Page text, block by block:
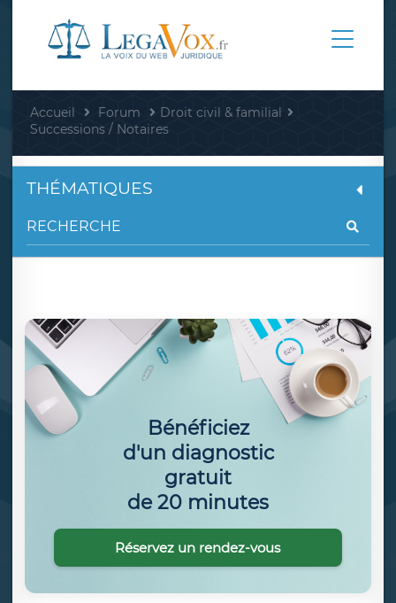
Accueil Forum
Droit civil & familial
Successions / Notaires
THÉMATIQUES
Bénéficiez
d'un diagnostic
gratuit
de 20 minutes
Réservez un rendez-vous